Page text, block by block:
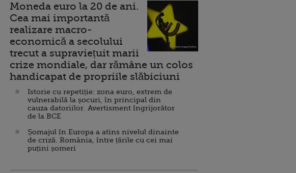
Moneda euro la 20 de ani.
Cea mai importantă
realizare macro-
economică a secolului
trecut a supraviețuit marii
crize mondiale, dar rămâne un colos
handicapat de propriile slăbiciuni
Istorie cu repetiție: zona euro, extrem de
vulnerabilă la șocuri, în principal din
cauza datoriilor. Avertisment îngrijorător
de la BCE
Șomajul în Europa a atins nivelul dinainte
de criză. România, între țările cu cei mai
puțini șomeri